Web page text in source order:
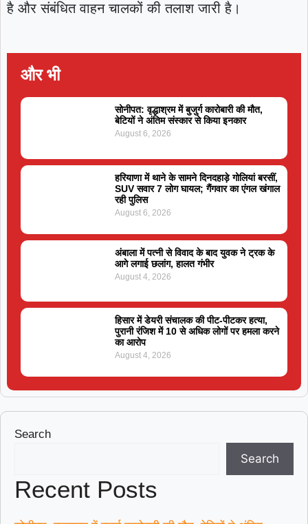
है और संबंधित वाहन चालकों की तलाश जारी है।
और भी
सोनीपत: वृद्धाश्रम में बुजुर्ग कारोबारी की मौत,
बेटियों ने अंतिम संस्कार से किया इनकार
August 6, 2026
हरियाणा में थाने के सामने दिनदहाड़े गोलियां बरसीं,
SUV सवार 7 लोग घायल; गैंगवार का एंगल खंगाल
रही पुलिस
August 6, 2026
अंबाला में पत्नी से विवाद के बाद युवक ने ट्रक के
आगे लगाई छलांग, हालत गंभीर
August 4, 2026
हिसार में डेयरी संचालक की पीट-पीटकर हत्या,
पुरानी रंजिश में 10 से अधिक लोगों पर हमला करने
का आरोप
August 4, 2026
Search
Search
Recent Posts